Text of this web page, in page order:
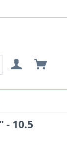
- 10.5